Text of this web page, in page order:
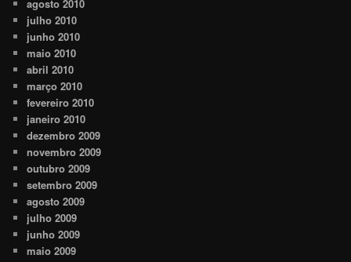
agosto 2010
julho 2010
junho 2010
maio 2010
abril 2010
março 2010
fevereiro 2010
janeiro 2010
dezembro 2009
novembro 2009
outubro 2009
setembro 2009
agosto 2009
julho 2009
junho 2009
maio 2009